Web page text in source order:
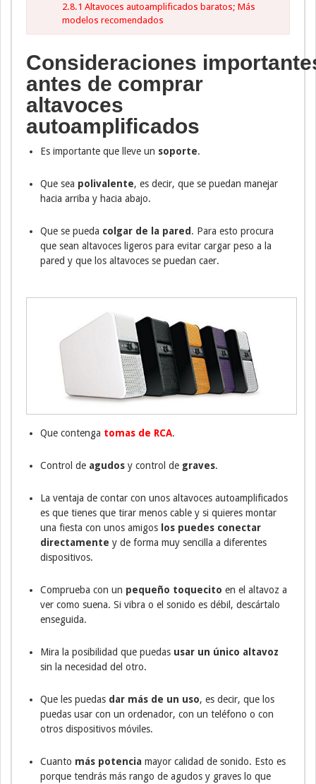
2.8.1 Altavoces autoamplificados baratos; Más
modelos recomendados
Consideraciones
antes de comprar
altavoces
autoamplificados
Es importante que lleve un soporte.
Que sea polivalente, es decir, que se puedan manejar
hacia arriba y hacia abajo.
Que se pueda colgar de la pared. Para esto procura
que sean altavoces ligeros para evitar cargar peso a la
pared y que los altavoces se puedan caer.
Que contenga tomas de RCA.
Control de agudos y control de graves.
La ventaja de contar con unos altavoces autoamplificados
es que tienes que tirar menos cable y si quieres montar
una fiesta con unos amigos los puedes conectar
directamente y de forma muy sencilla a diferentes
dispositivos.
Comprueba con un pequeño toquecito en el altavoz a
ver como suena. Si vibra o el sonido es débil, descártalo
enseguida.
Mira la posibilidad que puedas usar un único altavoz
sin la necesidad del otro.
Que les puedas dar más de un uso, es decir, que los
puedas usar con un ordenador, con un teléfono o con
otros dispositivos móviles.
Cuanto más potencia mayor calidad de sonido. Esto es
porque tendrás más rango de agudos y graves lo que